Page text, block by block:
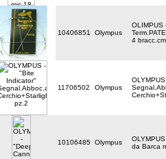
10406851 Olympus
OLIMPUS
4
11706502 Olympus
10106485 Olympus
da Barca